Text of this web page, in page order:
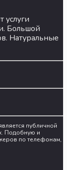
услуги
Большой
Натуральные
публичной
Подобную и
по телефонам,